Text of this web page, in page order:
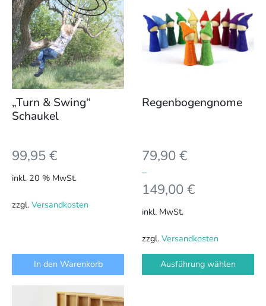
„Turn & Swing“
Schaukel
99,95€
inkl. 20 % MwSt.
zzgl. Versandkosten
In den Warenkorb
Regenbogengnome
79,90€
–
149,00€
inkl. MwSt.
zzgl. Versandkosten
Ausführung wählen
weist
mehrere
Varianten
auf.
können
auf
gewählt